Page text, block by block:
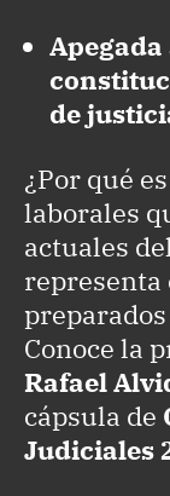
de
¿Por qué
laborales
actuales
Conoce la
Rafael
cápsula de
Judiciales